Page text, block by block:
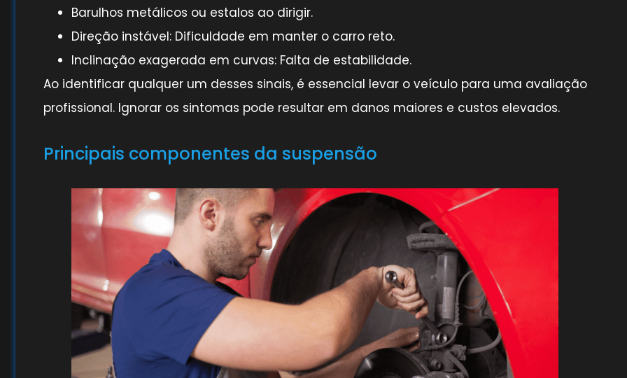
Barulhos metálicos ou estalos ao dirigir.
Direção instável: Dificuldade em manter o carro reto.
Inclinação exagerada em curvas: Falta de estabilidade.
Ao identificar qualquer um desses sinais, é essencial levar o veículo para uma avaliação
profissional. Ignorar os sintomas pode resultar em danos maiores e custos elevados.
Principais componentes da suspensão